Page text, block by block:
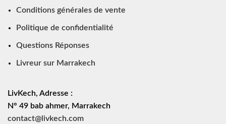
Conditions générales de vente
Politique de confidentialité
Questions Réponses
Livreur sur Marrakech
LivKech, Adresse :
N° 49 bab ahmer, Marrakech
contact@livkech.com